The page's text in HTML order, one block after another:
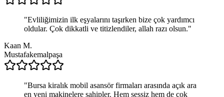
"Evliliğimizin ilk eşyalarını taşırken bize çok yardımcı
oldular. Çok dikkatli ve titizlendiler, allah razı olsun."
Kaan M.
Mustafakemalpaşa
"Bursa kiralık mobil asansör firmaları arasında açık ara
en yeni makinelere sahipler. Hem sessiz hem de çok